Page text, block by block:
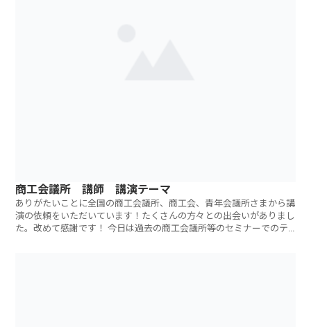
商工会議所 講師 講演テーマ
ありがたいことに全国の商工会議所、商工会、青年会議所さまから講
演の依頼をいただいています！たくさんの方々との出会いがありまし
た。改めて感謝です！ 今日は過去の商工会議所等のセミナーでのテ